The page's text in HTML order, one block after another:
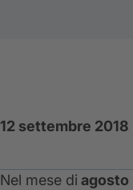
12 settembre 2018
Nel mese di agosto